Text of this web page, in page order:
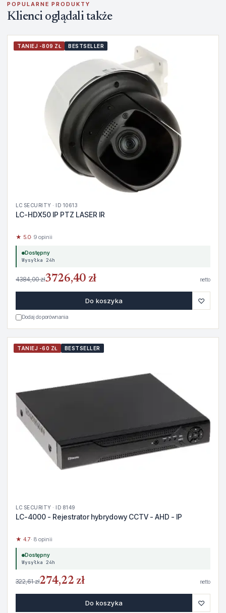
POPULARNE PRODUKTY
Klienci oglądali także
TANIEJ -809 ZŁ BESTSELLER
LC SECURITY · ID 10613
LC-HDX50 IP PTZ LASER IR
★ 5.0· 9 opinii
Dostępny
Wysyłka 24h
4384,00 zł3726,40 zł netto
Do koszyka ♡
Dodaj do porównania
TANIEJ -60 ZŁ BESTSELLER
LC SECURITY · ID 8149
LC-4000 - Rejestrator hybrydowy CCTV - AHD - IP
★ 4.7· 8 opinii
Dostępny
Wysyłka 24h
322,61 zł274,22 zł netto
Do koszyka ♡